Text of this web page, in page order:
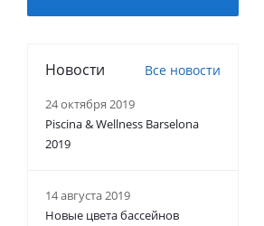
Новости Все новости
24 октября 2019
Piscina & Wellness Barselona
2019
14 августа 2019
Новые цвета бассейнов